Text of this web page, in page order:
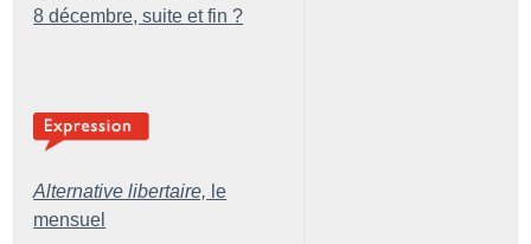
8 décembre, suite et fin ?
Alternative libertaire, le
mensuel